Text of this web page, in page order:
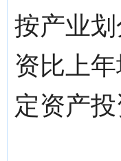
按产业
资比上
定资产